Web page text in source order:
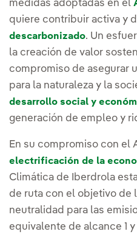
medidas adoptadas en el
quiere contribuir activa y
descarbonizado. Un
la creación de valor
compromiso de asegurar
para la naturaleza y la
desarrollo social y
generación de empleo y
En su compromiso con el
electrificación de la
Climática de Iberdrola
de ruta con el objetivo de
neutralidad para las
equivalente de alcance 1